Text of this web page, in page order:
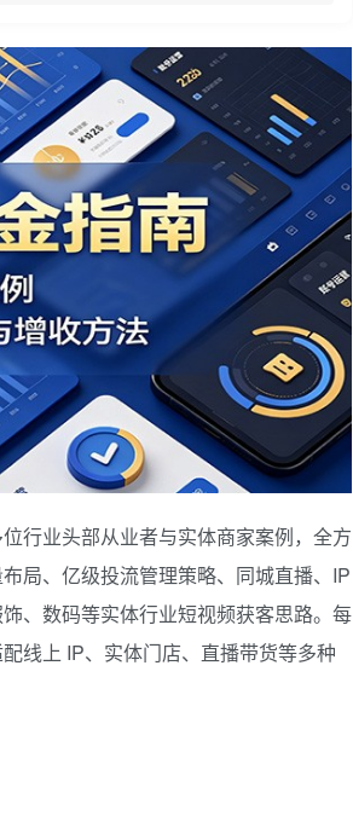
行业头部从业者与实体商家案例，全方
局、亿级投流管理策略、同城直播、IP
、数码等实体行业短视频获客思路。每
线上 IP、实体门店、直播带货等多种